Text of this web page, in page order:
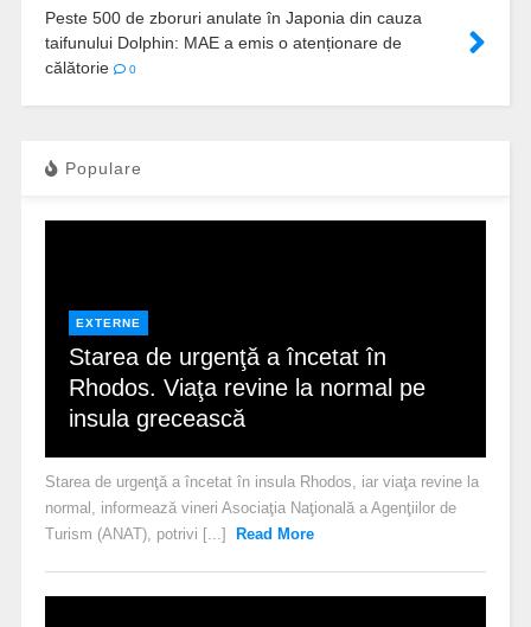
Peste 500 de zboruri anulate în Japonia din cauza
taifunului Dolphin: MAE a emis o atenționare de
călătorie
0
Populare
EXTERNE
Starea de urgenţă a încetat în
Rhodos. Viaţa revine la normal pe
insula grecească
Starea de urgenţă a încetat în insula Rhodos, iar viaţa revine la
normal, informează vineri Asociaţia Naţională a Agenţiilor de
Turism (ANAT), potrivi [...]
Read More